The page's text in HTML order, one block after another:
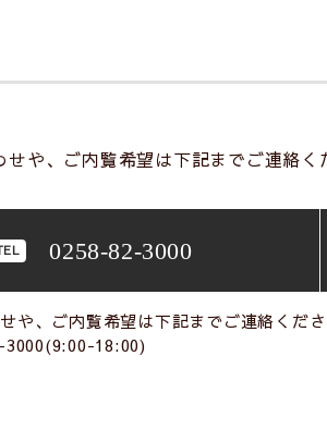
や、ご内覧希望は下記までご連絡く
0258-82-3000
や、ご内覧希望は下記までご連絡くださ
3000(9:00-18:00)